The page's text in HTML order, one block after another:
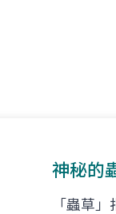
神秘的
「蟲草